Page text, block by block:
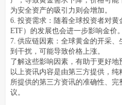
为安全资产的吸引力则会增加。
6. 投资需求：随着全球投资者对
ETF）的发展也会进一步影响金价
7. 供应链因素：全球黄金的开采
到干扰，可能导致价格上涨。
了解这些影响因素，有助于更好地
以上资讯内容是由第三方提供，
所提供的第三方资讯的准确性、
议。